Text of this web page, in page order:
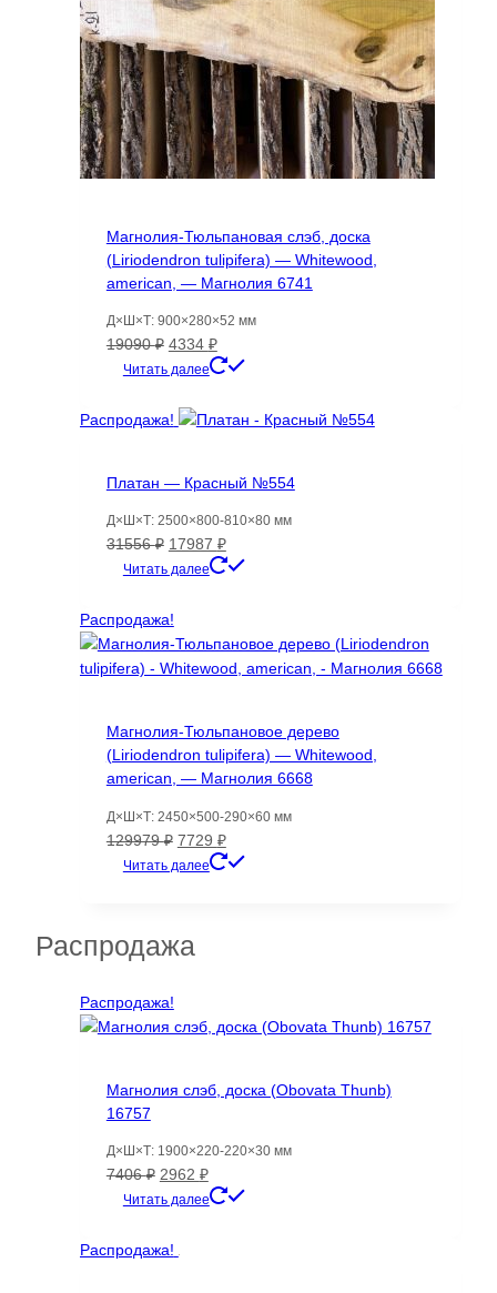
Магнолия-Тюльпановая слэб, доска
(Liriodendron tulipifera) — Whitewood,
american, — Магнолия 6741
Д×Ш×Т: 900×280×52 мм
19090₽ Первоначальная
цена
19090 ₽.
4334 ₽Текущая
цена:
Читать далее
Распродажа!
Платан — Красный №554
Д×Ш×Т: 2500×800-810×80 мм
31556₽ Первоначальная
цена
31556 ₽.
17987 ₽Текущая
цена:
Читать далее
Распродажа!
Магнолия-Тюльпановое дерево
(Liriodendron tulipifera) — Whitewood,
american, — Магнолия 6668
Д×Ш×Т: 2450×500-290×60 мм
129979₽ Первоначальная
цена
7729 ₽Текущая
цена:
Читать далее
Распродажа
Распродажа!
Магнолия слэб, доска (Obovata Thunb)
16757
Д×Ш×Т: 1900×220-220×30 мм
7406₽ Первоначальная
цена
7406 ₽.
2962 ₽Текущая
цена:
Читать далее
Распродажа!